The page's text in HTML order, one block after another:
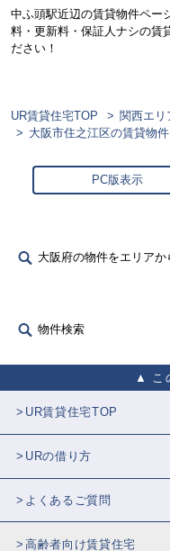
中ふ頭駅近辺の賃貸物件ペー
料・更新料・保証人ナシの賃
ださい！
UR賃貸住宅TOP 関西エリ
大阪市住之江区の賃貸物件
PC版表示
大阪府の物件をエリアか
物件検索
こ
UR賃貸住宅TOP
URの借り方
よくあるご質問
高齢者向け賃貸住宅